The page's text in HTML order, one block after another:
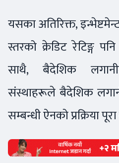
यसका अतिरिक्त,
स्तरको क्रेडिट रेटिङ्ग
साथै, बैदेशिक
संस्थाहरूले बैदेशिक
सम्बन्धी ऐनको प्रक्रिया